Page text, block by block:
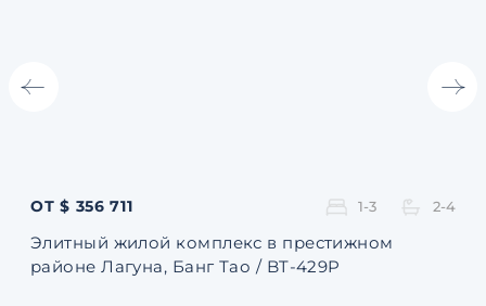
ОТ $ 356 711 1-3 2-4
Элитный жилой комплекс в престижном
районе Лагуна, Банг Тао / BT-429P